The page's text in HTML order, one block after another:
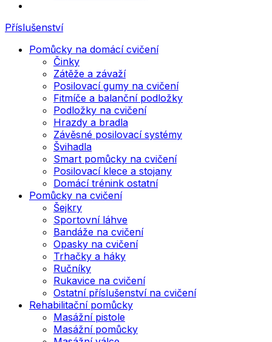
Příslušenství
Pomůcky na domácí cvičení
Činky
Zátěže a závaží
Posilovací gumy na cvičení
Fitmíče a balanční podložky
Podložky na cvičení
Hrazdy a bradla
Závěsné posilovací systémy
Švihadla
Smart pomůcky na cvičení
Posilovací klece a stojany
Domácí trénink ostatní
Pomůcky na cvičení
Šejkry
Sportovní láhve
Bandáže na cvičení
Opasky na cvičení
Trhačky a háky
Ručníky
Rukavice na cvičení
Ostatní příslušenství na cvičení
Rehabilitační pomůcky
Masážní pistole
Masážní pomůcky